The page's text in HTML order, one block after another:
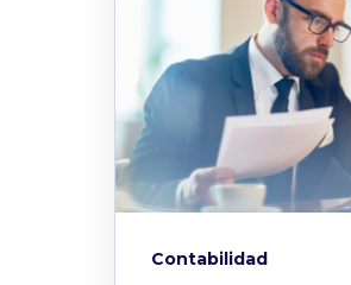
Contabilidad